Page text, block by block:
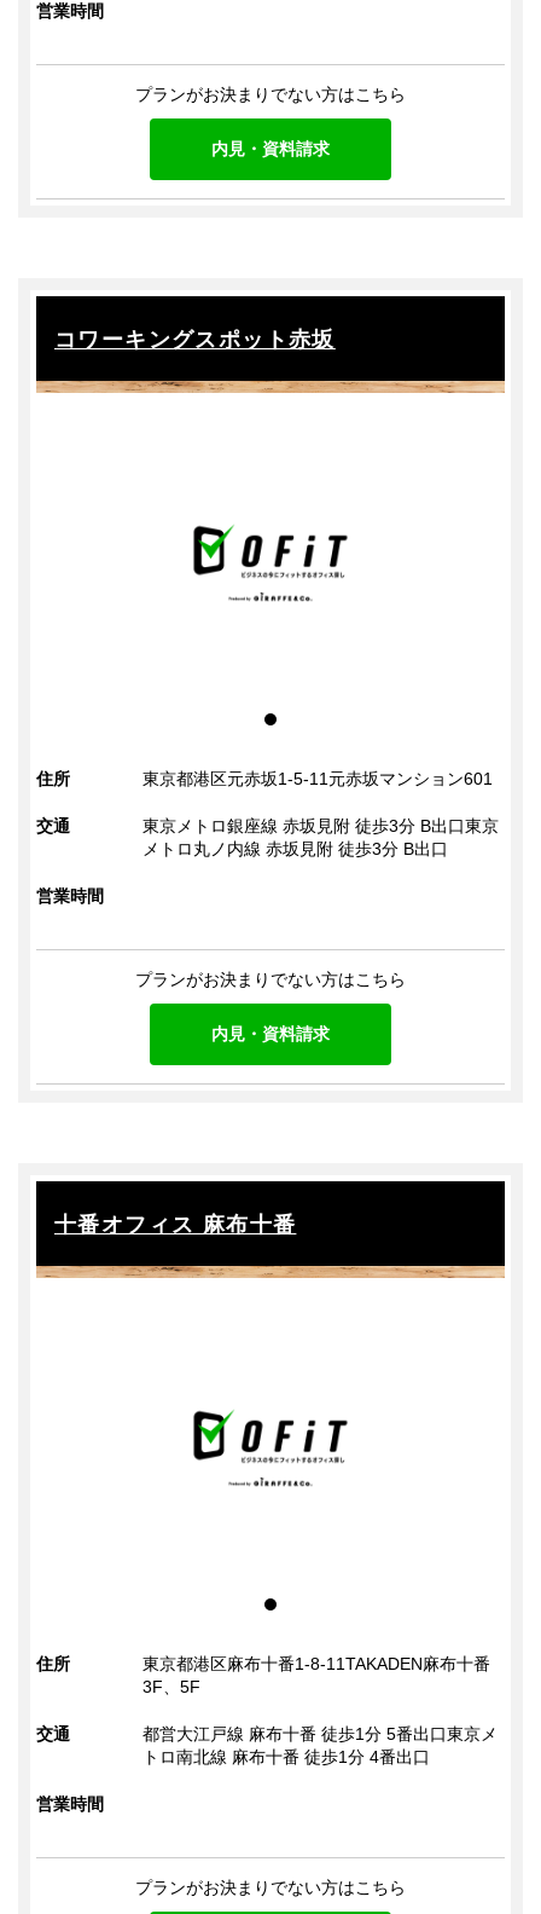
営業時間
プランがお決まりでない方はこちら
内見・資料請求
コワーキングスポット赤坂
住所 東京都港区元赤坂1-5-11元赤坂マンション601
交通
東京メトロ銀座線 赤坂見附 徒歩3分 B出口東京
メトロ丸ノ内線 赤坂見附 徒歩3分 B出口
営業時間
プランがお決まりでない方はこちら
内見・資料請求
十番オフィス 麻布十番
住所
東京都港区麻布十番1-8-11TAKADEN麻布十番
3F、5F
交通
都営大江戸線 麻布十番 徒歩1分 5番出口東京メ
トロ南北線 麻布十番 徒歩1分 4番出口
営業時間
プランがお決まりでない方はこちら